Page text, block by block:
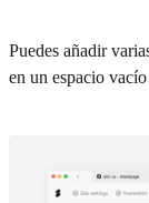
Puedes añadir
en un espacio